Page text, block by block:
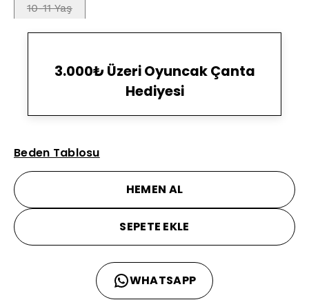
10-11 Yaş
3.000₺ Üzeri Oyuncak Çanta
Hediyesi
Beden Tablosu
HEMEN AL
SEPETE EKLE
WHATSAPP